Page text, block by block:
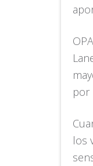
por
los